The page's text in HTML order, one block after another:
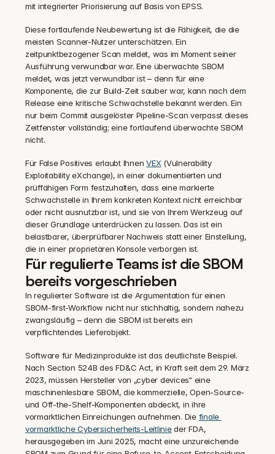
mit integrierter Priorisierung auf Basis von EPSS.
Diese fortlaufende Neubewertung ist die Fähigkeit, die die
meisten Scanner-Nutzer unterschätzen. Ein
zeitpunktbezogener Scan meldet, was im Moment seiner
Ausführung verwundbar war. Eine überwachte SBOM
meldet, was jetzt verwundbar ist – denn für eine
Komponente, die zur Build-Zeit sauber war, kann nach dem
Release eine kritische Schwachstelle bekannt werden. Ein
nur beim Commit ausgelöster Pipeline-Scan verpasst dieses
Zeitfenster vollständig; eine fortlaufend überwachte SBOM
nicht.
Für False Positives erlaubt Ihnen VEX (Vulnerability
Exploitability eXchange), in einer dokumentierten und
prüffähigen Form festzuhalten, dass eine markierte
Schwachstelle in Ihrem konkreten Kontext nicht erreichbar
oder nicht ausnutzbar ist, und sie von Ihrem Werkzeug auf
dieser Grundlage unterdrücken zu lassen. Das ist ein
belastbarer, überprüfbarer Nachweis statt einer Einstellung,
die in einer proprietären Konsole verborgen ist.
Für regulierte Teams ist die SBOM
bereits vorgeschrieben
In regulierter Software ist die Argumentation für einen
SBOM-first-Workflow nicht nur stichhaltig, sondern nahezu
zwangsläufig – denn die SBOM ist bereits ein
verpflichtendes Lieferobjekt.
Software für Medizinprodukte ist das deutlichste Beispiel.
Nach Section 524B des FD&C Act, in Kraft seit dem 29. März
2023, müssen Hersteller von „cyber devices“ eine
maschinenlesbare SBOM, die kommerzielle, Open-Source-
und Off-the-Shelf-Komponenten abdeckt, in ihre
vormarktlichen Einreichungen aufnehmen. Die finale
vormarktliche Cybersicherheits-Leitlinie der FDA,
herausgegeben im Juni 2025, macht eine unzureichende